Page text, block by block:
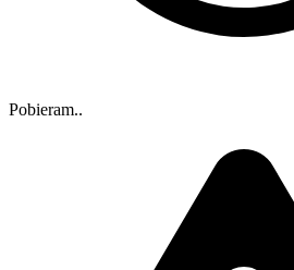
Pobieram..